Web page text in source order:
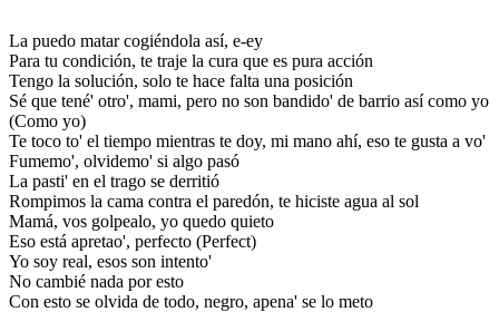
La puedo matar cogiéndola así, e-ey
Para tu condición, te traje la cura que es pura acción
Tengo la solución, solo te hace falta una posición
Sé que tené' otro', mami, pero no son bandido' de barrio así como yo
(Como yo)
Te toco to' el tiempo mientras te doy, mi mano ahí, eso te gusta a vo'
Fumemo', olvidemo' si algo pasó
La pasti' en el trago se derritió
Rompimos la cama contra el paredón, te hiciste agua al sol
Mamá, vos golpealo, yo quedo quieto
Eso está apretao', perfecto (Perfect)
Yo soy real, esos son intento'
No cambié nada por esto
Con esto se olvida de todo, negro, apena' se lo meto